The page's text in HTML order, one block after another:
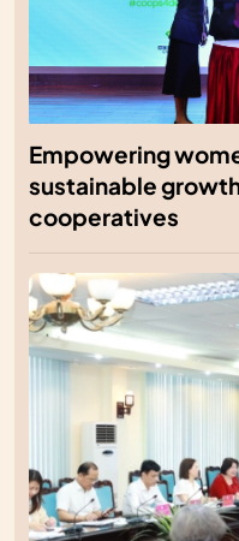
Empowering
sustainable
cooperatives